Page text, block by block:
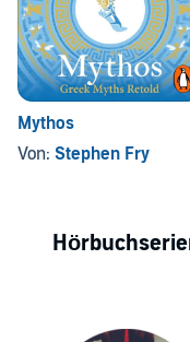
Mythos
Von: Stephen Fry